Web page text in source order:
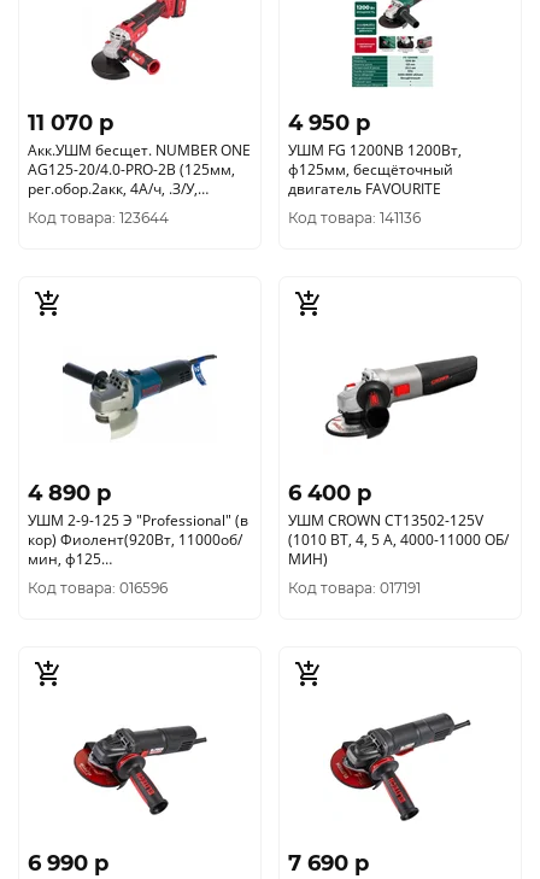
11 070 p
Акк.УШМ бесщет. NUMBER ONE
AG125-20/4.0-PRO-2B (125мм,
рег.обор.2акк, 4А/ч, .З/У,
антивибр.ручка, кейс)
Код товара: 123644
4 950 p
УШМ FG 1200NB 1200Вт,
ф125мм, бесщёточный
двигатель FAVOURITE
Код товара: 141136
4 890 p
УШМ 2-9-125 Э "Professional" (в
кор) Фиолент(920Вт, 11000об/
мин, ф125
мм)ИДФР298135002-03К1
Код товара: 016596
6 400 p
УШМ CROWN CT13502-125V
(1010 ВТ, 4, 5 А, 4000-11000 ОБ/
МИН)
Код товара: 017191
6 990 p 7 690 p